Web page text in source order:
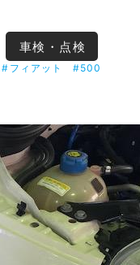
車検・点検
#フィアット #500